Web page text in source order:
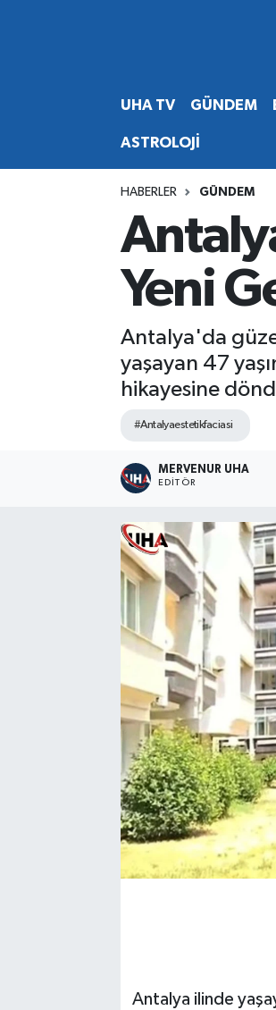
UHA TV GÜNDEM
ASTROLOJİ
HABERLER GÜNDEM
Yeni
Antalya'da
yaşayan 47
hikayesine
#Antalyaestetikfaciasi
MERVENUR UHA
EDITÖR
Antalya ilinde
Hava Durumu
Süper Lig Puan Durumu ve
Tüm Manşetler
Son Dakika Haberleri
Haber Arşivi